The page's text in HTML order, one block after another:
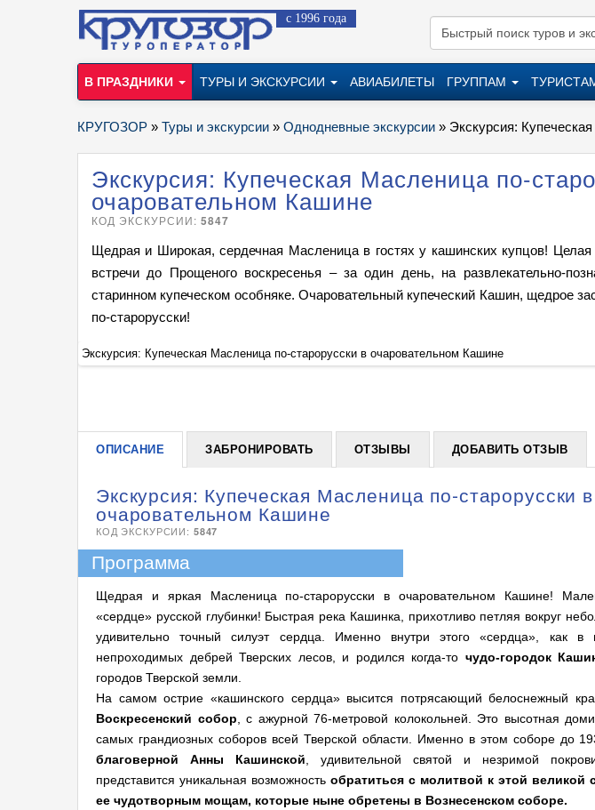
с 1996 года
В ПРАЗДНИКИ ТУРЫ И ЭКСКУРСИИ АВИАБИЛЕТЫ ГРУППАМ
КРУГОЗОР » Туры и экскурсии » Однодневные экскурсии » Экскурсия:
Экскурсия: Купеческая Масленица по-
очаровательном Кашине
КОД ЭКСКУРСИИ:5847
Щедрая и Широкая, сердечная Масленица в гостях у кашинских купцов!
встречи до Прощеного воскресенья – за один день, на развлекательно-
старинном купеческом особняке. Очаровательный купеческий Кашин, щедрое
по-старорусски!
Экскурсия: Купеческая Масленица по-старорусски в очаровательном Кашине
ОПИСАНИЕ ЗАБРОНИРОВАТЬ ОТЗЫВЫ ДОБАВИТЬ ОТЗЫВ
Экскурсия: Купеческая Масленица по-старорусски в
очаровательном Кашине
КОД ЭКСКУРСИИ: 5847
Программа
Щедрая и яркая Масленица по-старорусски в очаровательном Кашине!
«сердце» русской глубинки! Быстрая река Кашинка, прихотливо петляя вокруг
удивительно точный силуэт сердца. Именно внутри этого «сердца», как в
непроходимых дебрей Тверских лесов, и родился когда-то чудо-городок
городов Тверской земли.
На самом острие «кашинского сердца» высится потрясающий белоснежный
Воскресенский собор , с ажурной 76-метровой колокольней. Это высотная
самых грандиозных соборов всей Тверской области. Именно в этом соборе до
благоверной
Анны Кашинской , удивительной святой и незримой
представится уникальная возможность обратиться с молитвой к этой великой
ее чудотворным мощам, которые ныне обретены в Вознесенском соборе.